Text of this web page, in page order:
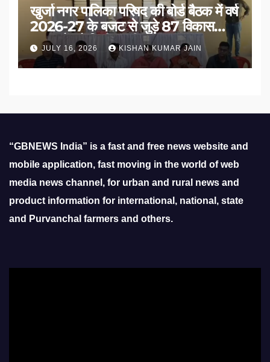
खुर्जा नगर पालिका परिषद की बोर्ड बैठक में वर्ष
2026-27 के बजट से जुड़े 87 विकास
प्रस्तावों को मिली मंजूरी
JULY 16, 2026 KISHAN KUMAR JAIN
“GBNEWS India” is a fast and free news website and
mobile application, fast moving in the world of web
media news channel, for urban and rural news and
product information for international, national, state
and Purvanchal farmers and others.